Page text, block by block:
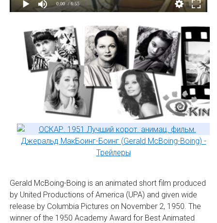
0:00 / 6:55
Gerald McBoing-Boing is an animated short film produced
by United Productions of America (UPA) and given wide
release by Columbia Pictures on November 2, 1950. The
winner of the 1950 Academy Award for Best Animated